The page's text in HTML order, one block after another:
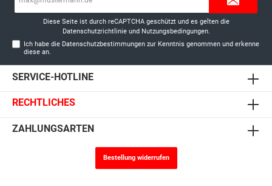
Diese Seite ist durch reCAPTCHA geschützt und es gelten die
Datenschutzrichtlinieund Nutzungsbedingungen.
Ich habe die Datenschutzbestimmungen zur Kenntnis genommen und erkenne
diese an.
SERVICE-HOTLINE
RECHTLICHES
ZAHLUNGSARTEN
Bestellung widerrufen